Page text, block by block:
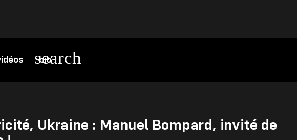
bio
Ukraine : Manuel Bompard, invité de